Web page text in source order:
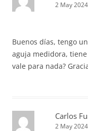
2 May
Buenos días, tengo
aguja medidora,
vale para nada?
Carlos
2 May